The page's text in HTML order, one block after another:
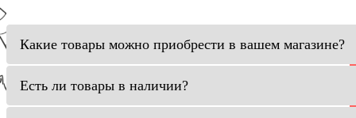
Какие товары можно приобрести в вашем магазине?
Есть ли товары в наличии?